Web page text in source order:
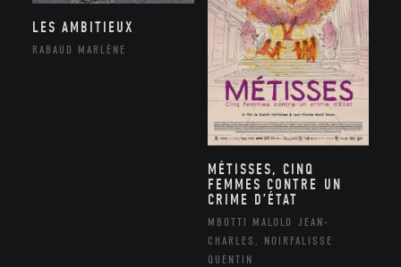
LES AMBITIEUX
RABAUD MARLÈNE
MÉTISSES, CINQ
FEMMES CONTRE UN
CRIME D’ÉTAT
MBOTTI MALOLO JEAN-
CHARLES, NOIRFALISSE
QUENTIN